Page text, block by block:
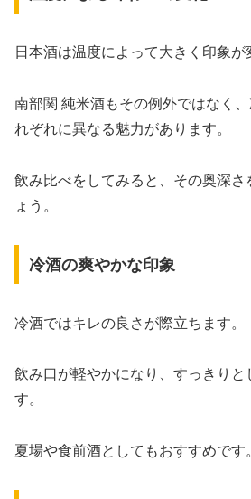
日本酒は温度によって大きく印象が
南部関 純米酒もその例外ではなく
れぞれに異なる魅力があります。
飲み比べをしてみると、その奥深さ
ょう。
冷酒の爽やかな印象
冷酒ではキレの良さが際立ちます。
飲み口が軽やかになり、すっきりと
す。
夏場や食前酒としてもおすすめです